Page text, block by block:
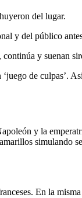
del lugar.
y del público
y suenan
de culpas’.
y la
simulando
En la